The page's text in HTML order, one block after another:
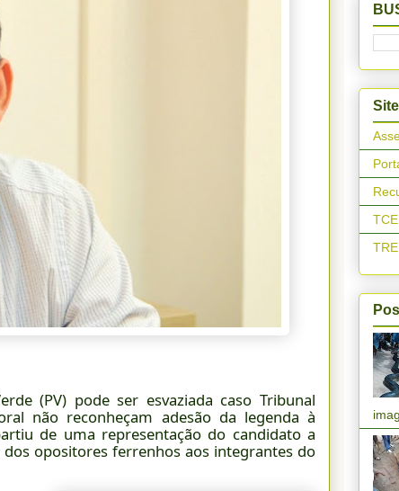
(PV) pode ser esvaziada caso Tribunal
não reconheçam adesão da legenda à
de uma representação do candidato a
opositores ferrenhos aos integrantes do